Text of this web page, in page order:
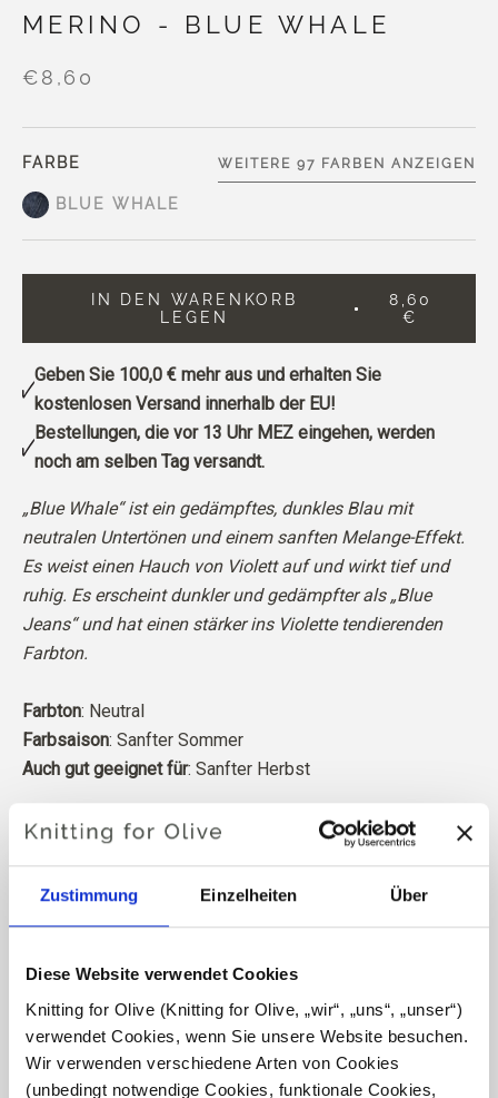
Zustimmung Einzelheiten Über
Diese Website verwendet Cookies
Knitting for Olive (Knitting for Olive, „wir“, „uns“, „unser“)
verwendet Cookies, wenn Sie unsere Website besuchen.
Wir verwenden verschiedene Arten von Cookies
(unbedingt notwendige Cookies, funktionale Cookies,
MERINO - BLUE WHALE
€8,60
FARBE
BLUE WHALE
WEITERE 97 FARBEN ANZEIGEN
IN DEN WARENKORB
LEGEN
8,60
€
Geben Sie 100,0 €mehr aus und erhalten Sie
kostenlosen Versand innerhalb der EU!
Bestellungen, die vor 13 Uhr MEZ eingehen, werden
noch am selben Tag versandt.
„Blue Whale“ ist ein gedämpftes, dunkles Blau mit
neutralen Untertönen und einem sanften Melange-Effekt.
Es weist einen Hauch von Violett auf und wirkt tief und
ruhig. Es erscheint dunkler und gedämpfter als „Blue
Jeans“ und hat einen stärker ins Violette tendierenden
Farbton.
Farbton: Neutral
Farbsaison: Sanfter Sommer
Auch gut geeignet für: Sanfter Herbst
Unsere Merinowolle stammt von Schafen, die in
Patagonien gezüchtet wurden, wo das Mulesing nicht
praktiziert wird. Die Wolle kann direkt zu der Farm
Bauern und welchem Schaf unsere Wolle stammt.
Merinowolle hat viele hervorragende Eigenschaften. Sie
ist temperaturregulierend. Das heißt, die Wolle hält
unseren Körper bei kaltem Wetter warm und gibt bei